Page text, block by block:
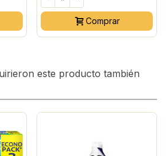
Comprar
este producto también